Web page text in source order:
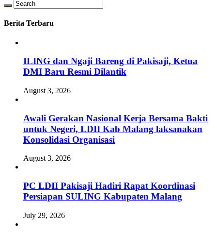
Berita Terbaru
ILING dan Ngaji Bareng di Pakisaji, Ketua
DMI Baru Resmi Dilantik
August 3, 2026
Awali Gerakan Nasional Kerja Bersama Bakti
untuk Negeri, LDII Kab Malang laksanakan
Konsolidasi Organisasi
August 3, 2026
PC LDII Pakisaji Hadiri Rapat Koordinasi
Persiapan SULING Kabupaten Malang
July 29, 2026